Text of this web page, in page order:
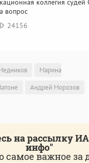
коллегия судей
вопрос
24156
Марина
Андрей Морозов
на рассылку
инфо"
самое важное за